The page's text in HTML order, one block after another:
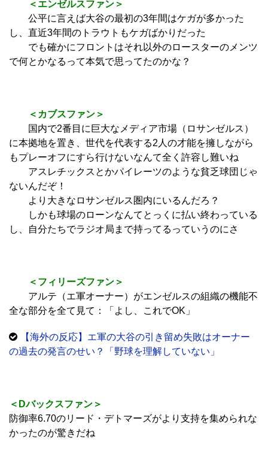
＜エンゼルスファン＞
公平に言えば大谷の最初の3年間はケガが多かった
し、直近3年間のトラウトもケガばかりだった
でも確かにフロントはそれ以外のロースターのメンツ
で何とかなるって本気で思ってたのかな？
＜カブスファン＞
国内で2番目に巨大なメディア市場（ロサンゼルス）
に本拠地を置き、世代を代表する2人の才能を擁しながら
もプレーオフにすら行けないなんて全く許容し難いね
アスレチックスとかパイレーツのような貧乏球団じゃ
ないんだぞ！
より大きなロサンゼルス圏内にいるんだろ？
しかも球場のローンなんてとっくに払い終わっている
し、自分たちでラジオ局まで持ってるっていうのにさ
＜フィリーズファン＞
アルテ（エ軍オーナー）がエンゼルスの組織の機能不
全な部分を全て見て：「よし、これでOK」
【海外の反応】エ軍の大谷の引き留め失敗はオーナー
の過去の発言のせい？「野球を理解していない」
＜Dバックスファン＞
防御率6.70のリード・デトマーズがより支持を集められな
かったのが驚きだね